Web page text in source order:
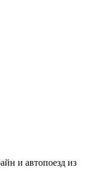
и автопоезд из